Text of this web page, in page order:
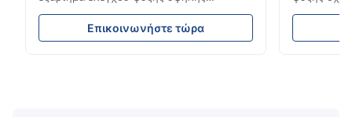
απόδοσης που έχει σχεδιαστεί για μονάδες
ψύξης φορτηγών, φορτηγά-ψυγεία και
συστήματα μεταφοράς με κρύα αλυσίδα.
Επικοινωνήστε τώρα
ροή του
απόδοση.